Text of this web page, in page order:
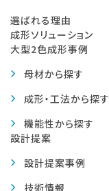
選ばれる理由
成形ソリューション
大型2色成形事例
母材から探す
成形・工法から探す
機能性から探す
設計提案
設計提案事例
技術情報